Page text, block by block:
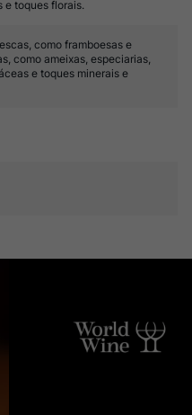
e toques florais.
como framboesas e
como ameixas, especiarias,
e toques minerais e